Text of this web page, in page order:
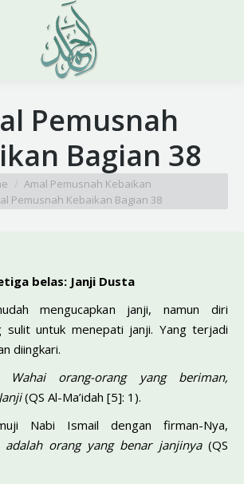
Pemusnah
Bagian 38
Amal Pemusnah Kebaikan
Pemusnah Kebaikan Bagian 38
belas: Janji Dusta
mengucapkan janji, namun diri
sulit untuk menepati janji. Yang terjadi
diingkari.
Wahai orang-orang yang beriman,
(QS Al-Ma’idah [5]: 1).
Nabi Ismail dengan firman-Nya,
adalah orang yang benar janjinya(QS